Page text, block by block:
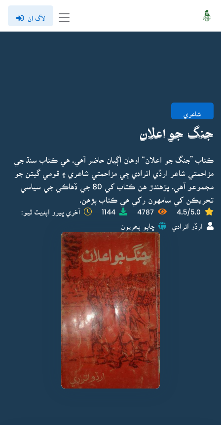
لاگ ان
شاعري
جنگ جو اعلان
ڪتاب ”جنگ جو اعلان“ اوهان اڳيان حاضر آهي. هي ڪتاب سنڌ جي
مزاحمتي شاعر ارڏي اترادي جِي مزاحمتي شاعري ۽ قومي گيتن جو
مجموعو آهي. پڙهندڙ هن ڪتاب کي 80 جي ڏهاڪي جي سياسي
تحريڪن کي سامهون رکي هي ڪتاب پڙهن.
4.5/5.0
4787
1144 آخري ڀيرو اپڊيٽ ٿيو:
ارڏو اترادي ڇاپو پھريون